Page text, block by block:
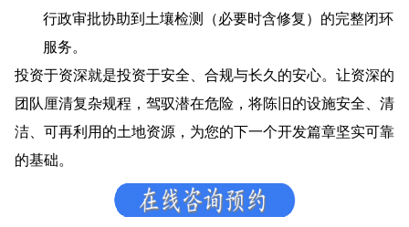
行政审批协助到土壤检测（必要时含修复）的完整闭环
服务。
投资于资深就是投资于安全、合规与长久的安心。让资深的
团队厘清复杂规程，驾驭潜在危险，将陈旧的设施安全、清
洁、可再利用的土地资源，为您的下一个开发篇章坚实可靠
的基础。